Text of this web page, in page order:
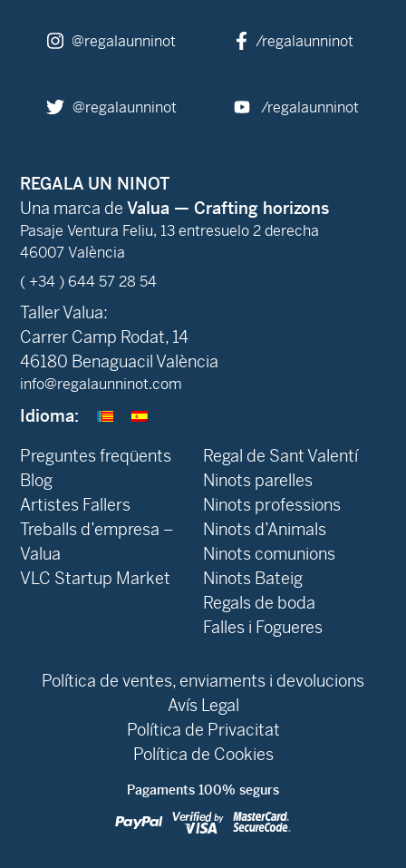
@regalaunninot /regalaunninot
@regalaunninot /regalaunninot
REGALA UN NINOT
Una marca de Valua — Crafting horizons
Pasaje Ventura Feliu, 13 entresuelo 2 derecha
46007 València
( +34 ) 644 57 28 54
Taller Valua:
Carrer Camp Rodat, 14
46180 Benaguacil València
info@regalaunninot.com
Idioma:
Preguntes freqüents
Blog
‍Artistes Fallers
Treballs d’empresa –
Valua
VLC Startup Market
Regal de Sant Valentí
Ninots parelles
Ninots professions
Ninots d’Animals
Ninots comunions
Ninots Bateig
Regals de boda
Falles i Fogueres
Política de ventes, enviaments i devolucions
Avís Legal
Política de Privacitat
Política de Cookies
Pagaments 100% segurs